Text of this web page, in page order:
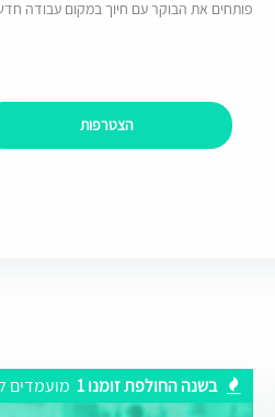
פותחים את הבוקר עם חיוך במקום עבודה
הצטרפות
בשנה החולפת זומנו 1 מועמדים